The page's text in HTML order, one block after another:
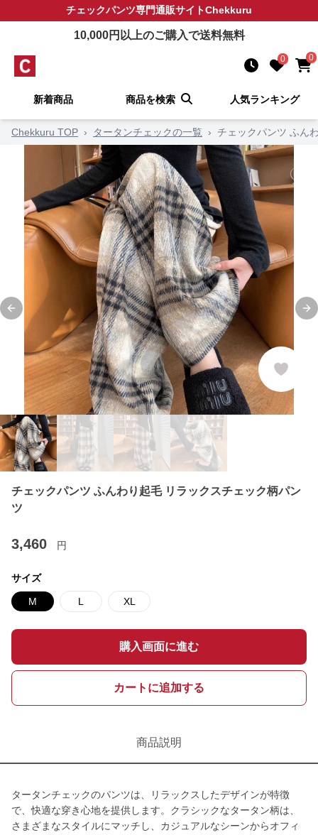
チェックパンツ専門通販サイトChekkuru
10,000円以上のご購入で送料無料
0 0
新着商品 商品を検索 人気ランキング
Chekkuru TOP › タータンチェックの一覧 › チェックパンツ ふん
Previous slide
チェックパンツ ふんわり起毛 リラックスチェック柄パン
ツ
3,460 円
サイズ
M L XL
購入画面に進む
カートに追加する
商品説明
タータンチェックのパンツは、リラックスしたデザインが特徴
で、快適な穿き心地を提供します。クラシックなタータン柄は、
さまざまなスタイルにマッチし、カジュアルなシーンからオフィ